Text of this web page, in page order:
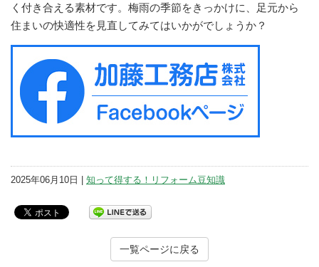
く付き合える素材です。梅雨の季節をきっかけに、足元から
住まいの快適性を見直してみてはいかがでしょうか？
2025年06月10日 | 知って得する！リフォーム豆知識
一覧ページに戻る